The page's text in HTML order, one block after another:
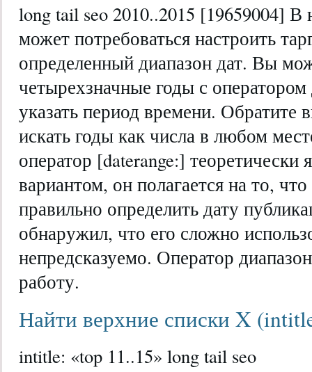
long tail seo 2010..2015 [19659004] В
может потребоваться настроить
определенный диапазон дат. Вы
четырехзначные годы с
указать период времени. Обратите
искать годы как числа в любом
оператор [daterange:] теоретически
вариантом, он полагается на то,
правильно определить дату
обнаружил, что его сложно
непредсказуемо. Оператор
работу.
Найти верхние списки X
intitle: «top 11..15» long tail seo